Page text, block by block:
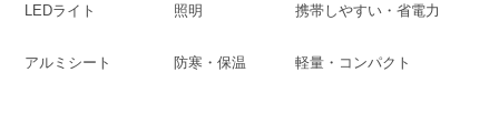
LEDライト 照明 携帯しやすい・省電力
アルミシート 防寒・保温 軽量・コンパクト